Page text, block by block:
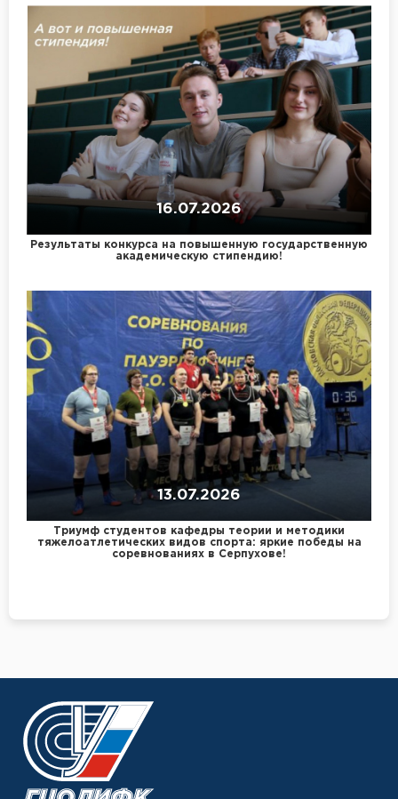
16.07.2026
Результаты конкурса на повышенную государственную
академическую стипендию!
13.07.2026
Триумф студентов кафедры теории и методики
тяжелоатлетических видов спорта: яркие победы на
соревнованиях в Серпухове!